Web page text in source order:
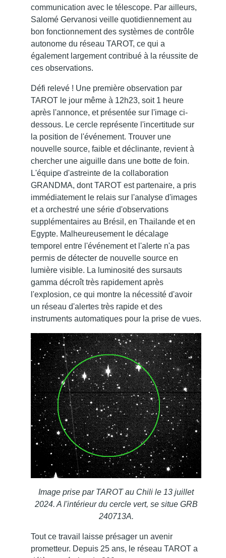
communication avec le télescope. Par ailleurs,
Salomé Gervanosi veille quotidiennement au
bon fonctionnement des systèmes de contrôle
autonome du réseau TAROT, ce qui a
également largement contribué à la réussite de
ces observations.
Défi relevé ! Une première observation par
TAROT le jour même à 12h23, soit 1 heure
après l'annonce, et présentée sur l'image ci-
dessous. Le cercle représente l'incertitude sur
la position de l'événement. Trouver une
nouvelle source, faible et déclinante, revient à
chercher une aiguille dans une botte de foin.
L'équipe d'astreinte de la collaboration
GRANDMA, dont TAROT est partenaire, a pris
immédiatement le relais sur l'analyse d'images
et a orchestré une série d'observations
supplémentaires au Brésil, en Thailande et en
Egypte. Malheureusement le décalage
temporel entre l'événement et l'alerte n'a pas
permis de détecter de nouvelle source en
lumière visible. La luminosité des sursauts
gamma décroît très rapidement après
l'explosion, ce qui montre la nécessité d'avoir
un réseau d'alertes très rapide et des
instruments automatiques pour la prise de vues.
Image prise par TAROT au Chili le 13 juillet
2024. A l'intérieur du cercle vert, se situe GRB
240713A.
Tout ce travail laisse présager un avenir
prometteur. Depuis 25 ans, le réseau TAROT a